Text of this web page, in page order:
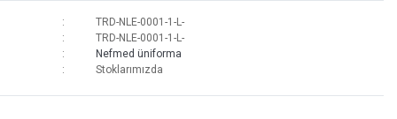
TRD-NLE-0001-1-L-
TRD-NLE-0001-1-L-
Nefmed üniforma
Stoklarımızda